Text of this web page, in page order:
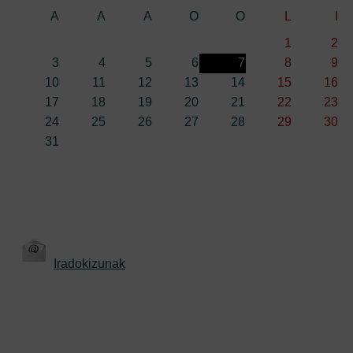
A A A O O
1
2
3
4 5 6 7 8
9
10
11 12 13 14 15
16
17
18 19 20 21 22
23
24
25 26 27 28 29
30
31
Iradokizunak